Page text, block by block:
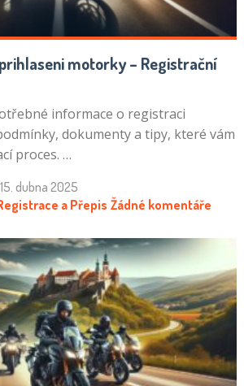
motorky – Registrační
informace o registraci
dokumenty a tipy, které vám
proces. …
15. dubna 2025
a Přepis Žádné komentáře